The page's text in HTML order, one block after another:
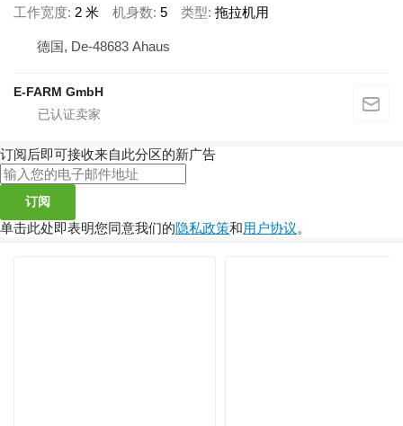
工作宽度 2 米 机身数 5 类型 拖拉机用
德国, De-48683 Ahaus
E-FARM GmbH
订阅后即可接收来自此分区的新广告
订阅
单击此处即表明您同意我们的隐私政策和用户协议。